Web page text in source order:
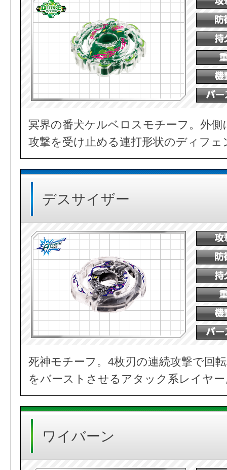
冥界の番犬ケルベロスモチーフ。外
攻撃を受け止める連打形状のディフ
デスサイザー
死神モチーフ。4枚刃の連続攻撃で回
をバーストさせるアタック系レイヤー
ワイバーン